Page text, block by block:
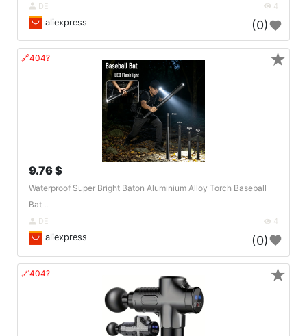
DE 4
aliexpress (0)
🔗404?
9.76 $
Waterproof Super Bright Baton Aluminium Alloy Torch Baseball
Bat ..
DE 4
aliexpress (0)
★
🔗404? ★